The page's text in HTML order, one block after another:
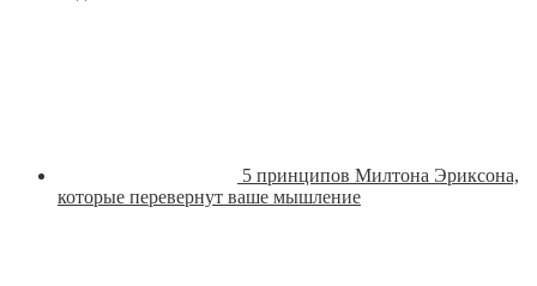
5 принципов Милтона Эриксона,
которые перевернут ваше мышление